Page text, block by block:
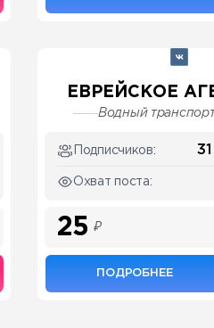
ЕВРЕЙСКОЕ
Водный
Подписчиков:
Охват поста:
25 ₽
ПОДРОБНЕЕ